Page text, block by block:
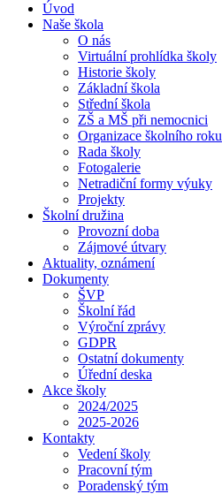
Úvod
Naše škola
O nás
Virtuální prohlídka školy
Historie školy
Základní škola
Střední škola
ZŠ a MŠ při nemocnici
Organizace školního roku
Rada školy
Fotogalerie
Netradiční formy výuky
Projekty
Školní družina
Provozní doba
Zájmové útvary
Aktuality, oznámení
Dokumenty
ŠVP
Školní řád
Výroční zprávy
GDPR
Ostatní dokumenty
Úřední deska
Akce školy
2024/2025
2025-2026
Kontakty
Vedení školy
Pracovní tým
Poradenský tým